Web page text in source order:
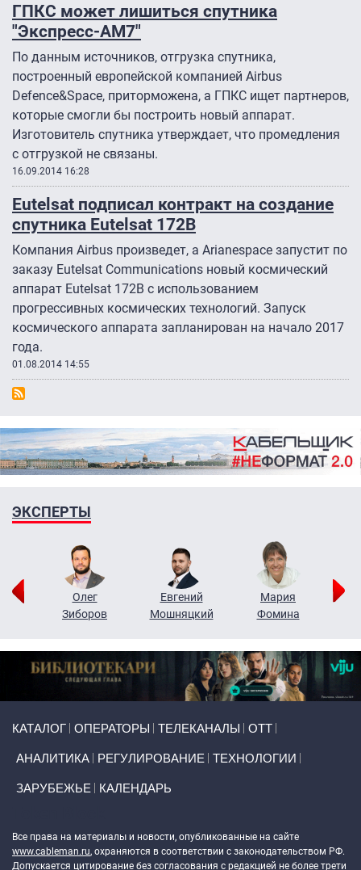
ГПКС может лишиться спутника
"Экспресс-АМ7"
По данным источников, отгрузка спутника,
построенный европейской компанией Airbus
Defence&Space, приторможена, а ГПКС ищет партнеров,
которые смогли бы построить новый аппарат.
Изготовитель спутника утверждает, что промедления
с отгрузкой не связаны.
16.09.2014 16:28
Eutelsat подписал контракт на создание
спутника Eutelsat 172B
Компания Airbus произведет, а Arianespace запустит по
заказу Eutelsat Communications новый космический
аппарат Eutelsat 172B с использованием
прогрессивных космических технологий. Запуск
космического аппарата запланирован на начало 2017
года.
01.08.2014 14:55
ЭКСПЕРТЫ
Олег
Зиборов
Евгений
Мошняцкий
Мария
Фомина
КАТАЛОГ ОПЕРАТОРЫ ТЕЛЕКАНАЛЫ ОТТ
АНАЛИТИКА РЕГУЛИРОВАНИЕ ТЕХНОЛОГИИ
ЗАРУБЕЖЬЕ КАЛЕНДАРЬ
Все права на материалы и новости, опубликованные на сайте
www.cableman.ru, охраняются в соответствии с законодательством РФ.
Допускается цитирование без согласования с редакцией не более трети